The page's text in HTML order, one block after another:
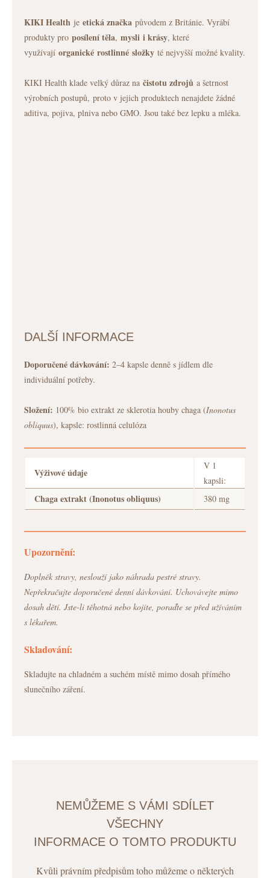
KIKI Health je etická značka původem z Británie. Vyrábí
produkty pro posílení těla, mysli i krásy, které
využívají organické rostlinné složky té nejvyšší možné kvality.
KIKI Health klade velký důraz na čistotu zdrojů a šetrnost
výrobních postupů, proto v jejich produktech nenajdete žádné
aditiva, pojiva, plniva nebo GMO. Jsou také bez lepku a mléka.
DALŠÍ INFORMACE
Doporučené dávkování: 2–4 kapsle denně s jídlem dle
individuální potřeby.
Složení: 100% bio extrakt ze sklerotia houby chaga (Inonotus
obliquus), kapsle: rostlinná celulóza
Výživové údaje
V 1
kapsli:
Chaga extrakt (Inonotus obliquus) 380 mg
Upozornění:
Doplněk stravy, neslouží jako náhrada pestré stravy.
Nepřekračujte doporučené denní dávkování. Uchovávejte mimo
dosah dětí. Jste-li těhotná nebo kojíte, poraďte se před užíváním
s lékařem.
Skladování:
Skladujte na chladném a suchém místě mimo dosah přímého
slunečního záření.
NEMŮŽEME S VÁMI SDÍLET
VŠECHNY
INFORMACE O TOMTO PRODUKTU
Kvůli právním předpisům toho můžeme o některých